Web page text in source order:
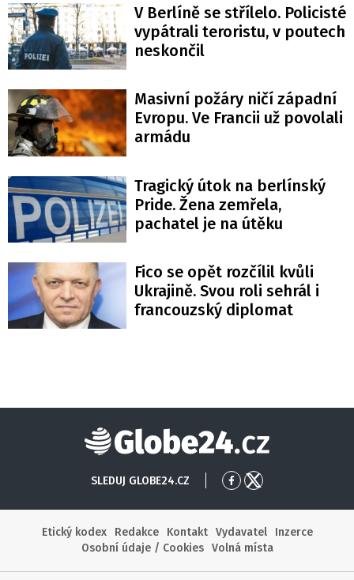
V Berlíně se střílelo. Policisté
vypátrali teroristu, v poutech
neskončil
Masivní požáry ničí západní
Evropu. Ve Francii už povolali
armádu
Tragický útok na berlínský
Pride. Žena zemřela,
pachatel je na útěku
Fico se opět rozčílil kvůli
Ukrajině. Svou roli sehrál i
francouzský diplomat
Globe24
SLEDUJ GLOBE24.CZ
Přejít
Facebook
Přejít
X
Etický kodex
Redakce Kontakt Vydavatel
Inzerce
Osobní údaje / Cookies
Volná místa